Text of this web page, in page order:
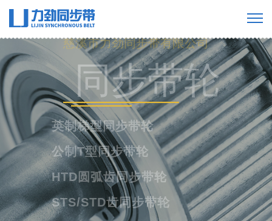
慈溪市力劲同步带有限公司
工业橡胶同步
带
橡胶单面齿同步带
橡胶双面齿同步带